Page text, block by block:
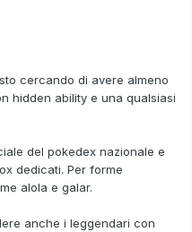
cercando di avere almeno
hidden ability e una qualsiasi
del pokedex nazionale e
dedicati. Per forme
alola e galar.
anche i leggendari con